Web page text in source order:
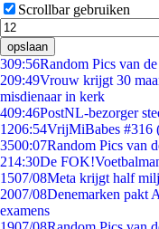
Scrollbar gebruiken
opslaan
309:56Random Pics van
209:49Vrouw krijgt 30
misdienaar in kerk
409:46PostNL-bezorger
1206:54VrijMiBabes #316
3500:07Random Pics van
214:30De
1507/08Meta krijgt half
2007/08Denemarken pakt
examens